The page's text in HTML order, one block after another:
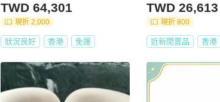
TWD 64,301
現折 2,000
狀況良好 香港 免運
TWD 26,613
現折 800
近新閒置品 香港